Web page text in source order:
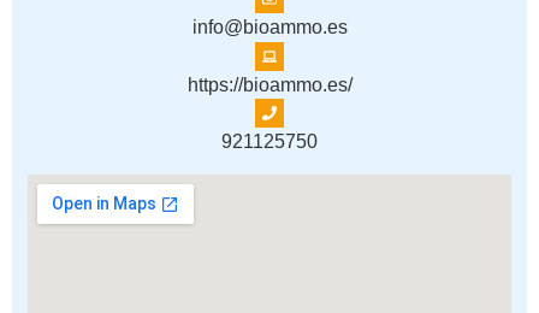
info@bioammo.es
https://bioammo.es/
921125750